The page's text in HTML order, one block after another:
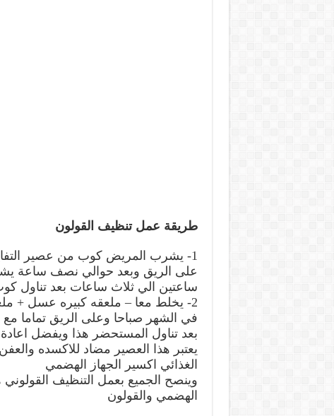
طريقة عمل تنظيف القولون
1- يشرب المريض كوب من عصير
على الريق وبعد حوالي نصف ساعة
ساعتين الي ثلاث ساعات بعد تناول
2- يخلط معا – ملعقه كبيره عسل +
بعد تناول المستحضر هذا ويفضل اعادة
يعتبر هذا العصير مضاد للاكسده
الغذائي اكسير الجهاز الهضمي
وينصح الجميع بعمل التنظيف القولوني
الهضمي والقولون